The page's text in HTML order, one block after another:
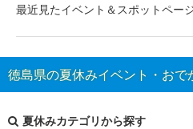
最近見たイベント＆スポットペー
徳島県の夏休みイベント・おで
夏休みカテゴリから探す